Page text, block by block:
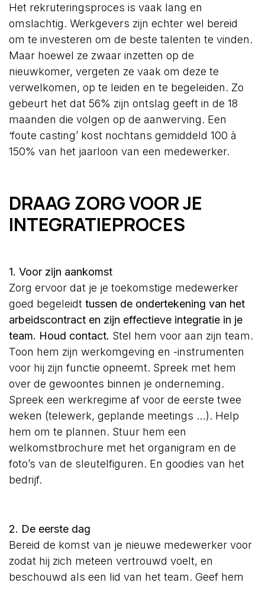
Het rekruteringsproces is vaak lang en
omslachtig. Werkgevers zijn echter wel bereid
om te investeren om de beste talenten te vinden.
Maar hoewel ze zwaar inzetten op de
nieuwkomer, vergeten ze vaak om deze te
verwelkomen, op te leiden en te begeleiden. Zo
gebeurt het dat 56% zijn ontslag geeft in de 18
maanden die volgen op de aanwerving. Een
‘foute casting’ kost nochtans gemiddeld 100 à
150% van het jaarloon van een medewerker.
DRAAG ZORG VOOR JE
INTEGRATIEPROCES
1. Voor zijn aankomst
Zorg ervoor dat je je toekomstige medewerker
goed begeleidt tussen de ondertekening van het
arbeidscontract en zijn effectieve integratie in je
team. Houd contact. Stel hem voor aan zijn team.
Toon hem zijn werkomgeving en -instrumenten
voor hij zijn functie opneemt. Spreek met hem
over de gewoontes binnen je onderneming.
Spreek een werkregime af voor de eerste twee
weken (telewerk, geplande meetings …). Help
hem om te plannen. Stuur hem een
welkomstbrochure met het organigram en de
foto’s van de sleutelfiguren. En goodies van het
bedrijf.
2. De eerste dag
Bereid de komst van je nieuwe medewerker voor
zodat hij zich meteen vertrouwd voelt, en
beschouwd als een lid van het team. Geef hem